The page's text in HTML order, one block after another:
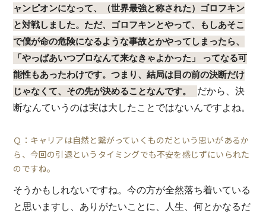
ャンピオンになって、（世界最強と称された）ゴロフキン
と対戦しました。ただ、ゴロフキンとやって、もしあそこ
で僕が命の危険になるような事故とかやってしまったら、
「やっぱあいつプロなんて来なきゃよかった」 ってなる可
能性もあったわけです。つまり、結局は目の前の決断だけ
じゃなくて、その先が決めることなんです。
だから、決
断なんていうのは実は大したことではないんですよね。
Ｑ：キャリアは自然と繋がっていくものだという思いがあるか
ら、今回の引退というタイミングでも不安を感じずにいられた
のですね。
そうかもしれないですね。今の方が全然落ち着いている
と思いますし、ありがたいことに、人生、何とかなるだ